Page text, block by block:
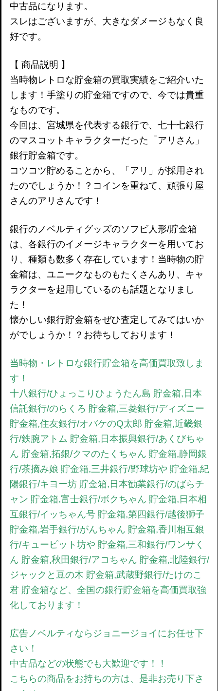
中古品になります。
スレはございますが、大きなダメージもなく良
好です。
【 商品説明 】
当時物レトロな貯金箱の買取実績をご紹介いた
します！手塗りの貯金箱ですので、今では貴重
なものです。
今回は、宮城県を代表する銀行で、七十七銀行
のマスコットキャラクターだった「アリさん」
銀行貯金箱です。
コツコツ貯めることから、「アリ」が採用され
たのでしょうか！？コインを重ねて、頑張り屋
さんのアリさんです！
銀行のノベルティグッズのソフビ人形/貯金箱
は、各銀行のイメージキャラクターを用いてお
り、種類も数多く存在しています！当時物の貯
金箱は、ユニークなものもたくさんあり、キャ
ラクターを起用しているのも話題となりまし
た！
懐かしい銀行貯金箱をぜひ査定してみてはいか
がでしょうか！？お待ちしております！
当時物・レトロな銀行貯金箱を高価買取致しま
す！
十八銀行/ひょっこりひょうたん島 貯金箱,日本
信託銀行/のらくろ 貯金箱,三菱銀行/ディズニー
貯金箱,住友銀行/オバケのQ太郎 貯金箱,近畿銀
行/鉄腕アトム 貯金箱,日本振興銀行/あくびちゃ
ん 貯金箱,拓銀/クマのたくちゃん 貯金箱,静岡銀
行/茶摘み娘 貯金箱,三井銀行/野球坊や 貯金箱,紀
陽銀行/キヨー坊 貯金箱,日本勧業銀行/のばらチ
ャン 貯金箱,富士銀行/ボクちゃん 貯金箱,日本相
互銀行/イッちゃん号 貯金箱,第四銀行/越後獅子
貯金箱,岩手銀行/がんちゃん 貯金箱,香川相互銀
行/キューピット坊や 貯金箱,三和銀行/ワンサく
ん 貯金箱,秋田銀行/アコちゃん 貯金箱,北陸銀行/
ジャックと豆の木 貯金箱,武蔵野銀行/たけのこ
君 貯金箱など、全国の銀行貯金箱を高価買取強
化しております！
広告ノベルティならジョニージョイにお任せ下
さい！
中古品などの状態でも大歓迎です！！
こちらの商品をお持ちの方は、是非お売り下さ